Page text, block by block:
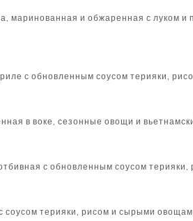
маринованная и обжаренная с луком
с обновленным соусом терияки,
в воке, сезонные овощи и
с обновленным соусом
соусом терияки, рисом и сырыми